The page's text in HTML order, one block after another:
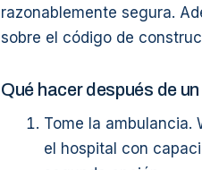
razonablemente segura.
sobre el código de
Qué hacer después de
Tome la ambulancia.
el hospital con